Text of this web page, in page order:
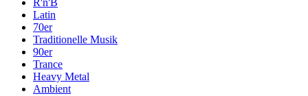
R'n'B
Latin
70er
Traditionelle Musik
90er
Trance
Heavy Metal
Ambient